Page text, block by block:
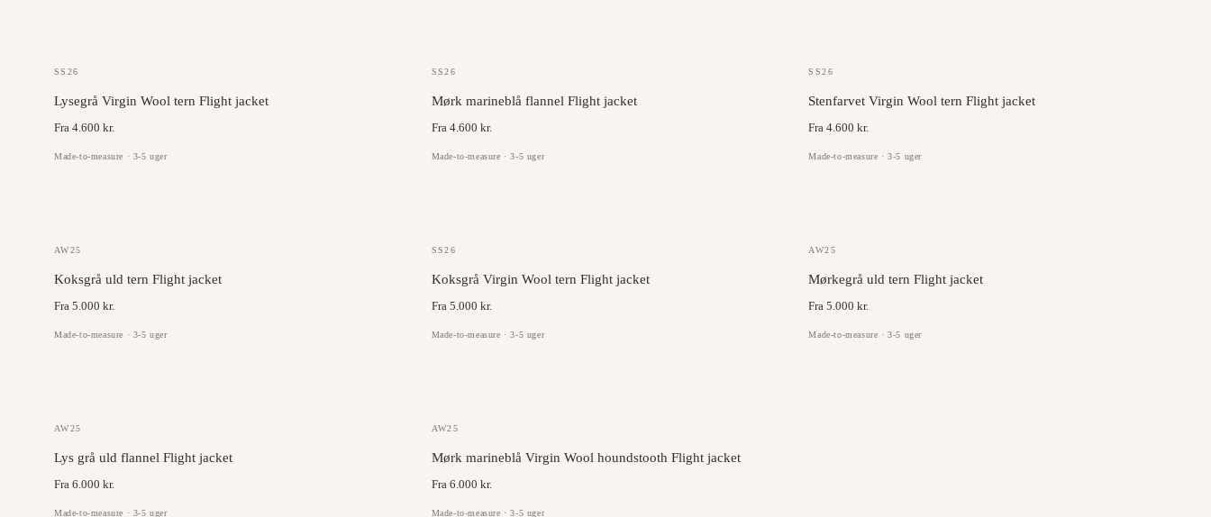
ANGELICO
SS26
Lysegrå Virgin Wool tern Flight jacket
Fra 4.600 kr.
Made-to-measure · 3-5 uger
ANGELICO
SS26
Mørk marineblå flannel Flight jacket
Fra 4.600 kr.
Made-to-measure · 3-5 uger
ANGELICO
SS26
Stenfarvet Virgin Wool tern Flight jacket
Fra 4.600 kr.
Made-to-measure · 3-5 uger
DRAGO
AW25
Koksgrå uld tern Flight jacket
Fra 5.000 kr.
Made-to-measure · 3-5 uger
ANGELICO
SS26
Koksgrå Virgin Wool tern Flight jacket
Fra 5.000 kr.
Made-to-measure · 3-5 uger
DRAGO
AW25
Mørkegrå uld tern Flight jacket
Fra 5.000 kr.
Made-to-measure · 3-5 uger
DRAGO
AW25
Lys grå uld flannel Flight jacket
Fra 6.000 kr.
Made-to-measure · 3-5 uger
DRAGO
AW25
Mørk marineblå Virgin Wool houndstooth Flight jacket
Fra 6.000 kr.
Made-to-measure · 3-5 uger